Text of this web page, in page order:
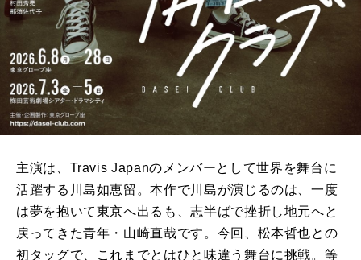
主演は、Travis Japanのメンバーとして世界を舞台に
活躍する川島如恵留。本作で川島が演じるのは、一度
は夢を抱いて東京へ出るも、志半ばで挫折し地元へと
戻ってきた青年・山崎直哉です。今回、松本哲也との
初タッグで、これまでとはひと味違う舞台に挑戦。等